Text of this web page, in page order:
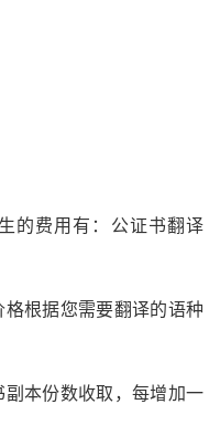
的费用有：公证书翻译
根据您需要翻译的语种
本份数收取，每增加一